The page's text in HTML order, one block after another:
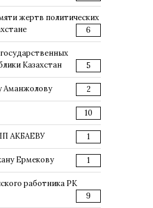
жертв политических
6
Казахстан
5
Аманжолову 2
10
АКБАЕВУ 1
Ермекову 1
работника РК
9